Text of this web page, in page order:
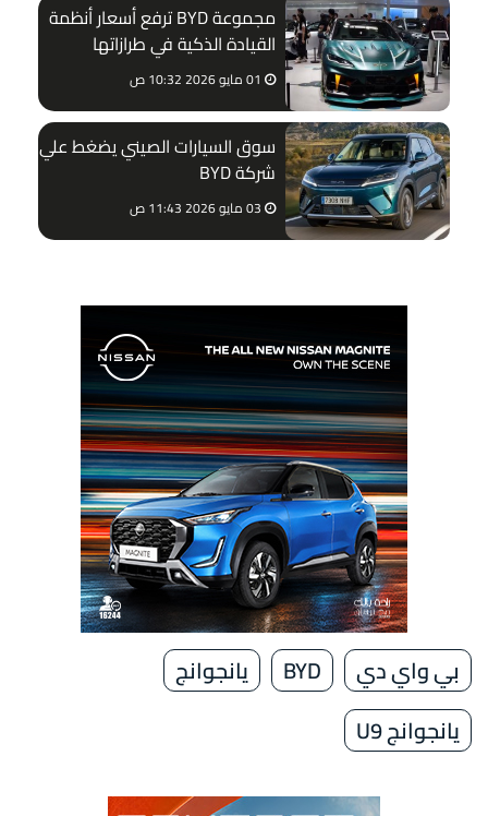
مجموعة BYD ترفع أسعار أنظمة
القيادة الذكية في طرازاتها
الجديدة
01 مايو 2026 10:32 ص
سوق السيارات الصيني يضغط علي
شركة BYD
03 مايو 2026 11:43 ص
بي واي دي BYD
يانجوانج
يانجوانج U9